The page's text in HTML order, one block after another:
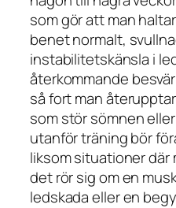
som gör att man
benet normalt,
instabilitetskänsla i
återkommande
så fort man
som stör sömnen
utanför träning bör
liksom situationer där
det rör sig om en
ledskada eller en